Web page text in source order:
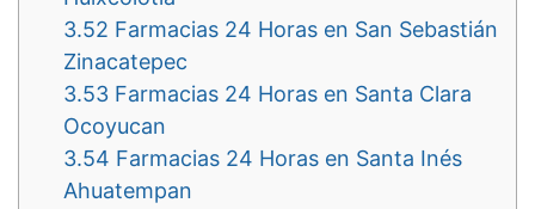
3.52 Farmacias 24 Horas en San Sebastián
Zinacatepec
3.53 Farmacias 24 Horas en Santa Clara
Ocoyucan
3.54 Farmacias 24 Horas en Santa Inés
Ahuatempan